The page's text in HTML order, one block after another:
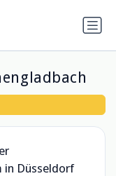
in Düsseldorf